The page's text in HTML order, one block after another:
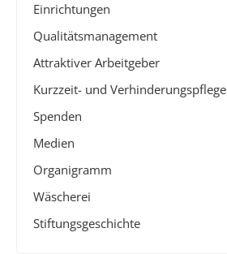
Einrichtungen
Qualitätsmanagement
Attraktiver Arbeitgeber
Kurzzeit- und Verhinderungspflege
Spenden
Medien
Organigramm
Wäscherei
Stiftungsgeschichte